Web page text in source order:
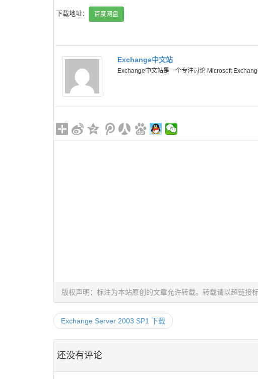
下载地址： 百度网盘
Exchange中文站
Exchange中文站是一个专注讨论 Microsoft
版权声明：标注为本站原创的文章允许转载。转载请以超链接
Exchange Server 2003 SP1 下载
还没有评论